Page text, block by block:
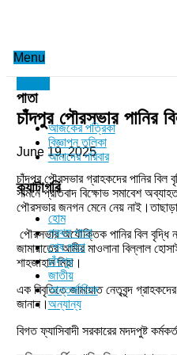
Menu
পাতা
আজকের পত্রিকা
বিজ্ঞাপন তলিকা
আমাদের পরিবার
ক্যাটাগরি
হোম
প্রথম পাতা
শেষ পাতা
চাঁদপুর
জাতীয়
আন্তর্জাতিক
অন্যান্য
চাঁদপুর পৌরসভার পানির
June 19, 2025
চাঁদপুর পৌরসভার গ্রাহকদের পানির বিল
সামনে প্রতিবাদ বিক্ষোভ সমাবেশ
পৌরসভার জনগন মেনে নেয়
পৌরসভার অযৌক্তিক পানির বিল বৃদ্ধি
জামায়াতের আমীর মাওলানা বিল্লাল
শাহজাহান মিয়া।
এক বিবৃতিতে জামায়াত নেতৃবৃন্দ
জানান।
বিগত ফ্যাসিবাদী সরকারের মদদপুষ্ট